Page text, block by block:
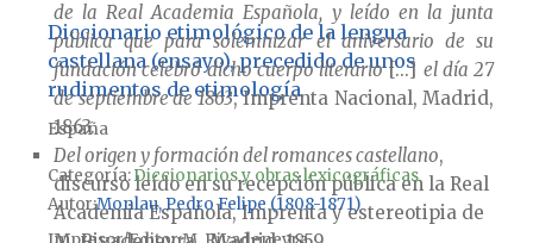
de la Real Academia Española, y leído en la junta
pública que para solemnizar el aniversario de su
fundación celebró dicho cuerpo literario[...] el día 27
de septiembre de 1863, Imprenta Nacional, Madrid,
1863.
Del origen y formación del romances castellano,
discurso leído en su recepción pública en la Real
Academia Española, Imprenta y estereotipia de
Diccionario etimológico de la lengua
castellana (ensayo), precedido de unos
rudimentos de etimología
España
Categoría:Diccionarios y obras lexicográficas
AutorMonlau, Pedro Felipe (1808-1871)